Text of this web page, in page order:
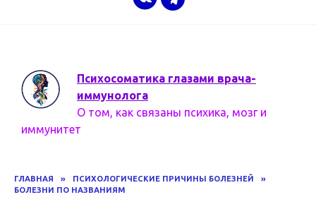
Психосоматика глазами врача-
иммунолога
О том, как связаны психика, мозг и
иммунитет
ГЛАВНАЯ » ПСИХОЛОГИЧЕСКИЕ ПРИЧИНЫ БОЛЕЗНЕЙ
»
БОЛЕЗНИ ПО НАЗВАНИЯМ